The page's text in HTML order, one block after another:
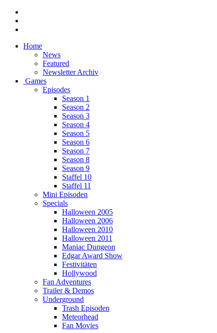
Home
News
Featured
Newsletter Archiv
Games
Episodes
Season 1
Season 2
Season 3
Season 4
Season 5
Season 6
Season 7
Season 8
Season 9
Staffel 10
Staffel 11
Mini Episoden
Specials
Halloween 2005
Halloween 2006
Halloween 2010
Halloween 2011
Maniac Dungeon
Edgar Award Show
Festivitäten
Hollywood
Fan Adventures
Trailer & Demos
Underground
Trash Episoden
Meteorhead
Fan Movies